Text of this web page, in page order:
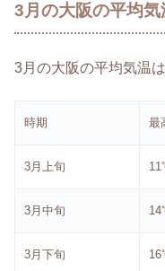
3月の大阪の平均気
3月の大阪の平均気温
時期 最
3月上旬
3月中旬
3月下旬